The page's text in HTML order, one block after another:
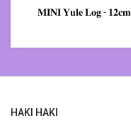
𝐌𝐈𝐍𝐈 𝐘𝐮𝐥𝐞 𝐋𝐨𝐠 - 𝟏𝟐𝐜𝐦
HAKI HAKI